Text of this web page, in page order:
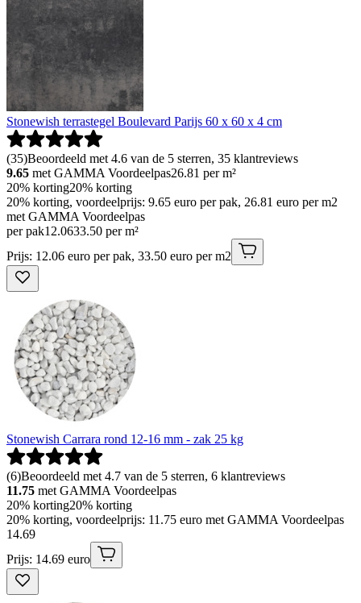
Stonewish terrastegel Boulevard Parijs 60 x 60 x 4 cm
(35)Beoordeeld met 4.6 van de 5 sterren, 35 klantreviews
9.65 met GAMMA Voordeelpas26.81 per m²
20% korting20% korting
20% korting, voordeelprijs: 9.65 euro per pak, 26.81 euro per m2
met GAMMA Voordeelpas
per pak12.0633.50 per m²
Prijs: 12.06 euro per pak, 33.50 euro per m2
Stonewish Carrara rond 12-16 mm - zak 25 kg
(6)Beoordeeld met 4.7 van de 5 sterren, 6 klantreviews
11.75 met GAMMA Voordeelpas
20% korting20% korting
20% korting, voordeelprijs: 11.75 euro met GAMMA Voordeelpas
14.69
Prijs: 14.69 euro